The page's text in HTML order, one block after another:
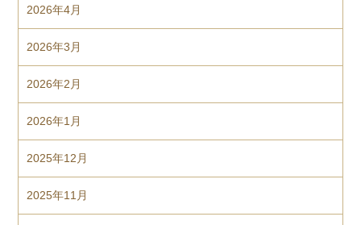
2026年4月
2026年3月
2026年2月
2026年1月
2025年12月
2025年11月